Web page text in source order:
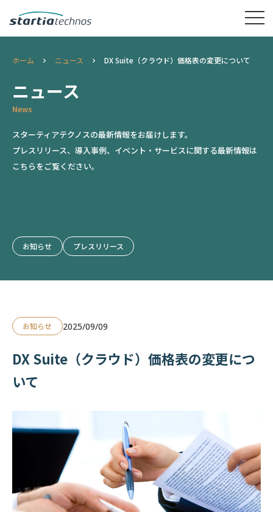
ホーム ニュース DX Suite（クラウド）価格表の変更について
ニュース
News
スターティアテクノスの最新情報をお届けします。
プレスリリース、導入事例、イベント・サービスに関する最新情報は
こちらをご覧ください。
お知らせ プレスリリース
お知らせ 2025/09/09
DX Suite（クラウド）価格表の変更につ
いて